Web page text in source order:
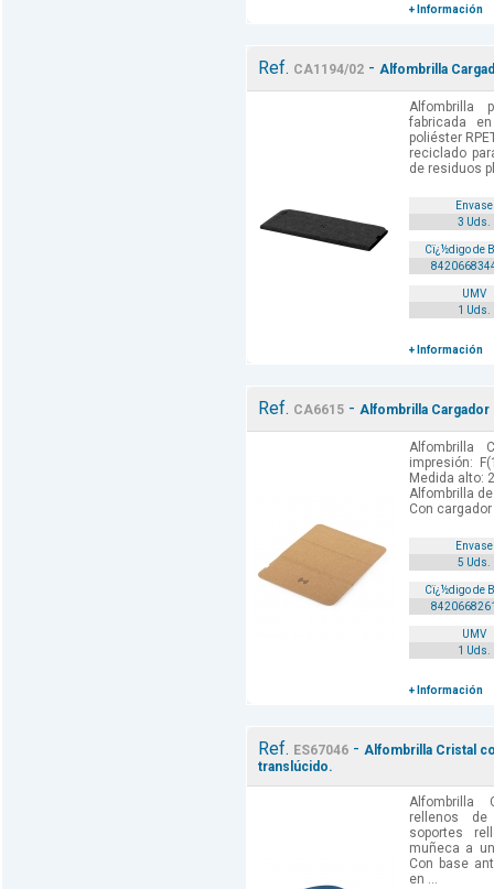
+ Información
Ref. CA1194/02- Alfombrilla
Alfombrilla
fabricada
poliéster
reciclado
de residuos
Envase
3 Uds.
Cï¿½digo de
UMV
1 Uds.
+ Información
Ref. CA6615- Alfombrilla Cargador
Alfombrilla
impresión:
Medida alto:
Alfombrilla
Con
Envase
5 Uds.
Cï¿½digo de
UMV
1 Uds.
+ Información
Ref. ES67046- Alfombrilla Cristal
translúcido.
Alfombrilla
rellenos
soportes
muñeca a
Con base
en ...